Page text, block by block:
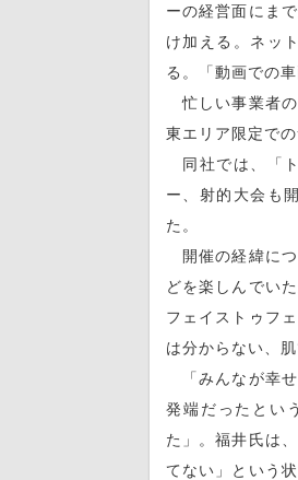
ーの経営面にま
け加える。ネッ
る。「動画での
忙しい事業者の
東エリア限定で
同社では、「
ー、射的大会も
た。
開催の経緯につ
どを楽しんでい
フェイストゥフ
は分からない、
「みんなが幸せ
発端だったとい
た」。福井氏は
てない」という